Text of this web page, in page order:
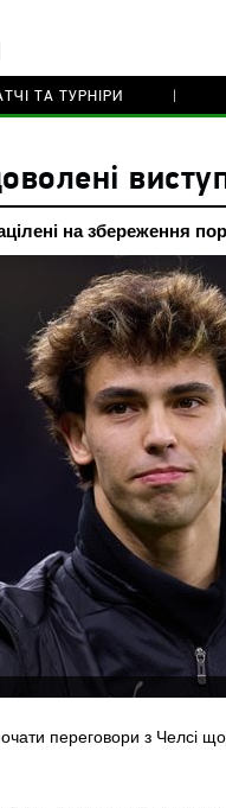
ТА ТУРНІРИ
на збереження
переговори з Челсі